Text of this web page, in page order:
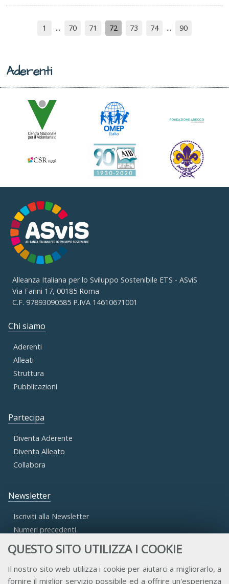
QUESTO SITO UTILIZZA I COOKIE
Il nostro sito web utilizza i cookie per aiutarci a migliorarlo, a
fornire il miglior servizio possibile ed a offrire un'esperienza
1 70 71 72 73 74 90
Aderenti
Alleanza Italiana per lo Sviluppo Sostenibile ETS - ASviS
Via Farini 17, 00185 Roma
C.F. 97893090585 P.IVA 14610671001
Chi siamo
Aderenti
Alleati
Struttura
Pubblicazioni
Partecipa
Diventa Aderente
Diventa Alleato
Collabora
Newsletter
Iscriviti alla Newsletter
Numeri precedenti
Accesso Aderenti